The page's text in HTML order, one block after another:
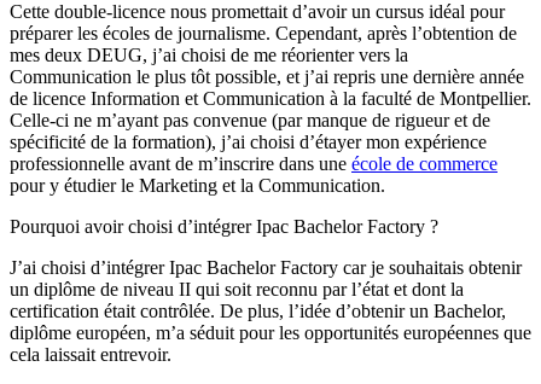
Cette double-licence nous promettait d’avoir un cursus idéal pour
préparer les écoles de journalisme. Cependant, après l’obtention de
mes deux DEUG, j’ai choisi de me réorienter vers la
Communication le plus tôt possible, et j’ai repris une dernière année
de licence Information et Communication à la faculté de Montpellier.
Celle-ci ne m’ayant pas convenue (par manque de rigueur et de
spécificité de la formation), j’ai choisi d’étayer mon expérience
professionnelle avant de m’inscrire dans une école de commerce
pour y étudier le Marketing et la Communication.
Pourquoi avoir choisi d’intégrer Ipac Bachelor Factory ?
J’ai choisi d’intégrer Ipac Bachelor Factory car je souhaitais obtenir
un diplôme de niveau II qui soit reconnu par l’état et dont la
certification était contrôlée. De plus, l’idée d’obtenir un Bachelor,
diplôme européen, m’a séduit pour les opportunités européennes que
cela laissait entrevoir.